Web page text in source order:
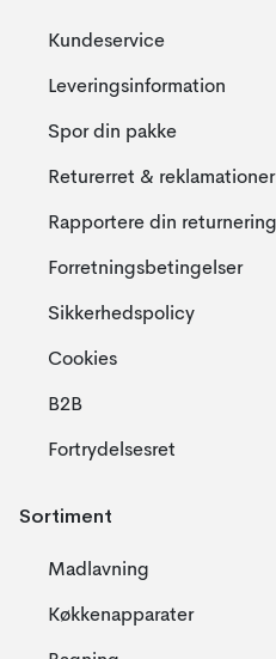
Kundeservice
Leveringsinformation
Spor din pakke
Returerret & reklamationer
Rapportere din
Forretningsbetingelser
Sikkerhedspolicy
Cookies
B2B
Fortrydelsesret
Sortiment
Madlavning
Køkkenapparater